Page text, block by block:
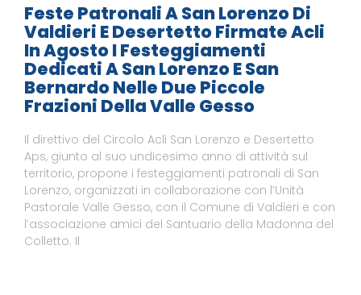
Feste Patronali A San Lorenzo Di
Valdieri E Desertetto Firmate Acli
In Agosto I Festeggiamenti
Dedicati A San Lorenzo E San
Bernardo Nelle Due Piccole
Frazioni Della Valle Gesso
Il direttivo del Circolo Acli San Lorenzo e Desertetto
Aps, giunto al suo undicesimo anno di attività sul
territorio, propone i festeggiamenti patronali di San
Lorenzo, organizzati in collaborazione con l’Unità
Pastorale Valle Gesso, con il Comune di Valdieri e con
l’associazione amici del Santuario della Madonna del
Colletto. Il